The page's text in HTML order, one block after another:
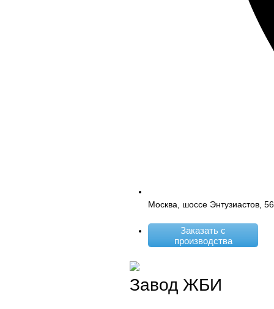
Москва, шоссе Энтузиастов,
Заказать с
производства
Завод ЖБИ